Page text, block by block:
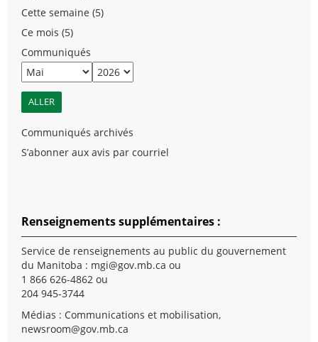
Cette semaine (5)
Ce mois (5)
Communiqués
Communiqués archivés
S’abonner aux avis par courriel
Renseignements supplémentaires :
Service de renseignements au public du gouvernement
du Manitoba : mgi@gov.mb.ca ou
1 866 626-4862 ou
204 945-3744
Médias : Communications et mobilisation,
newsroom@gov.mb.ca